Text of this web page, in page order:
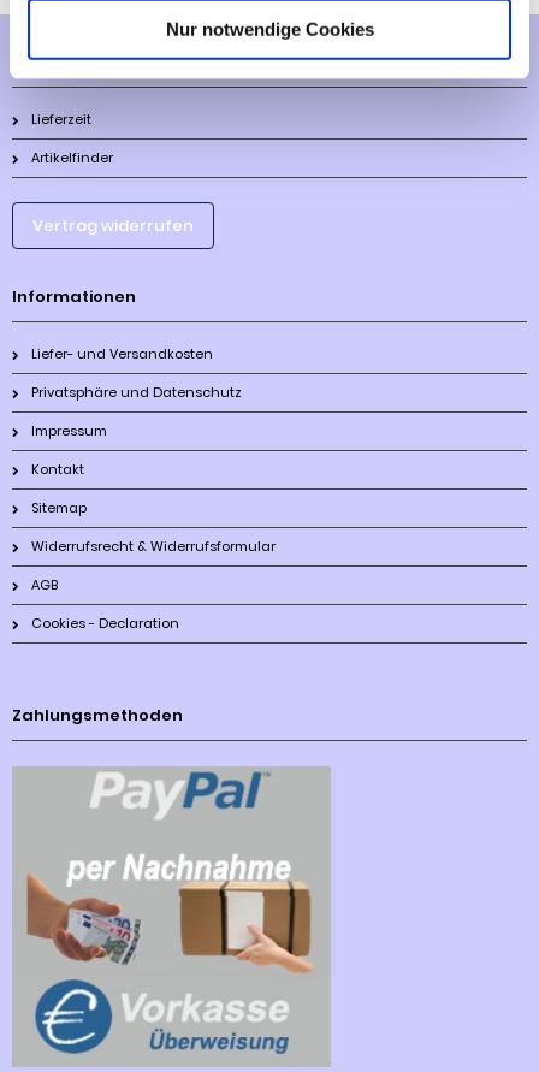
Nur notwendige Cookies
Mehr über...
Lieferzeit
Artikelfinder
Vertrag widerrufen
Informationen
Liefer- und Versandkosten
Privatsphäre und Datenschutz
Impressum
Kontakt
Sitemap
Widerrufsrecht & Widerrufsformular
AGB
Cookies - Declaration
Zahlungsmethoden